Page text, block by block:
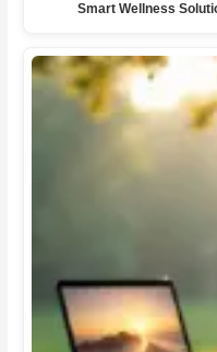
Smart Wellness